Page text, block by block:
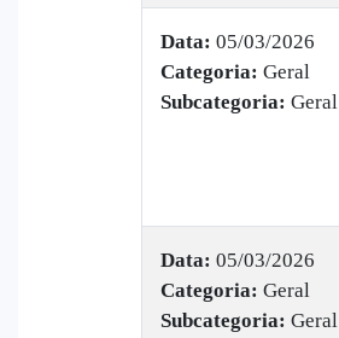
Data: 05/03/2026
Categoria: Geral
Subcategoria: Geral
Data: 05/03/2026
Categoria: Geral
Subcategoria: Geral